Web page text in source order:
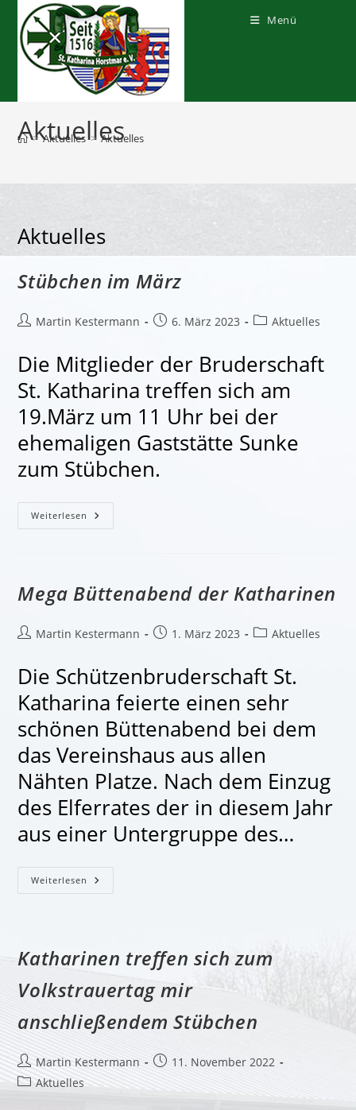
Inhalt
springen
Menü
Aktuelles
> Aktuelles > Aktuelles
Aktuelles
Stübchen im März
Beitrags-
Martin Kestermann
Beitrag6. März 2023
Beitrags-
Aktuelles
Die Mitglieder der Bruderschaft
St. Katharina treffen sich am
19.März um 11 Uhr bei der
ehemaligen Gaststätte Sunke
zum Stübchen.
Weiterlesen Stübchen
Im
Mega Büttenabend der Katharinen
Beitrags-
Martin Kestermann
Beitrag1. März 2023
Beitrags-
Aktuelles
Die Schützenbruderschaft St.
Katharina feierte einen sehr
schönen Büttenabend bei dem
das Vereinshaus aus allen
Nähten Platze. Nach dem Einzug
des Elferrates der in diesem Jahr
aus einer Untergruppe des…
Weiterlesen Mega
Büttenabend
Katharinen treffen sich zum
Volkstrauertag mir
anschließendem Stübchen
Beitrags-
Autor:
Martin Kestermann
Beitrag
veröffentlicht:
11. November 2022
Beitrags-
Aktuelles